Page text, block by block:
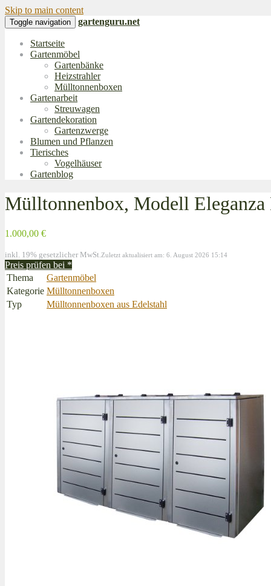
Skip to main content
Toggle navigation gartenguru.net
Startseite
Gartenmöbel
Gartenbänke
Heizstrahler
Mülltonnenboxen
Gartenarbeit
Streuwagen
Gartendekoration
Gartenzwerge
Blumen und Pflanzen
Tierisches
Vogelhäuser
Gartenblog
Mülltonnenbox, Modell
1.000,00 €
inkl. 19% gesetzlicher MwSt. Zuletzt aktualisiert am: 6. August 2026 15:14
Preis prüfen bei *
Thema
Gartenmöbel
Kategorie Mülltonnenboxen
Typ
Mülltonnenboxen aus Edelstahl